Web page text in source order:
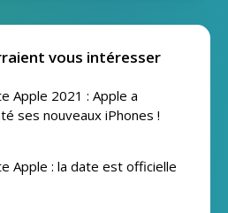
vous intéresser
Apple 2021 : Apple a
ses nouveaux iPhones !
Apple : la date est officielle